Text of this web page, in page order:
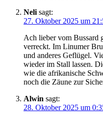
Neli sagt:
27. Oktober 2025 um
Ach lieber vom Bussard
verreckt. Im Linumer
und anderes Geflügel.
wieder im Stall lassen.
wie die afrikanische
noch die Zäune zur
Alwin sagt:
28. Oktober 2025 um